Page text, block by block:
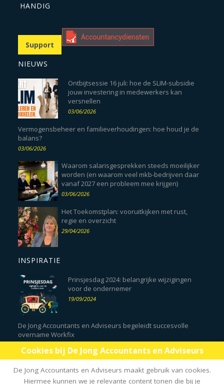
HANDIG
Support
NIEUWS
Ontbijtsessie 16 juli: hoe de SLIM-subsidie
jouw investering in medewerkers kan
versnellen
03/06/2026
Vermogensbeheer en familieverhoudingen: hoe houd je de
balans?
03/06/2026
Waarom salarisgesprekken steeds moeilijker
worden (en waarom veel mkb-bedrijven daar
vanaf 2027 een probleem mee krijgen)
03/06/2026
Het Toekomstplan: vooruitkijken met rust,
regie en overzicht
29/04/2026
INSPIRATIE
Prinsjesdag 2024: belangrijke wijzigingen
voor de ondernemer
19/09/2024
De Jong Accountants en Adviseurs begeleidt succesvolle
overname Workfix
Terugblik Kennissessie: HR als katalysator voor groei door
Qapitaal
12/10/2023
Cookies bij De Jong Accountants en Adviseurs
De Jong Accountants en Adviseurs maakt gebruik van cookies.
Hiermee kunnen we je relevante content tonen die bij je